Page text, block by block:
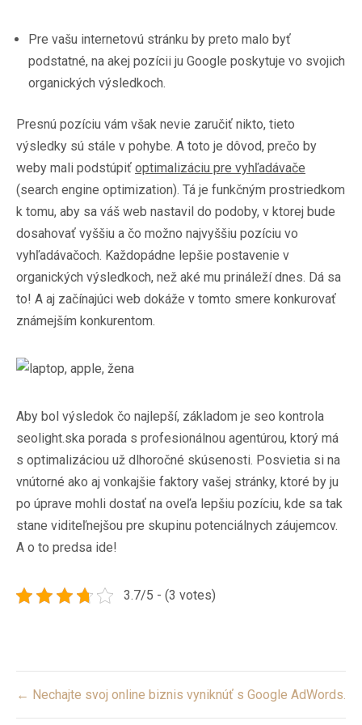
Pre vašu internetovú stránku by preto malo byť
podstatné, na akej pozícii ju Google poskytuje vo svojich
organických výsledkoch.
Presnú pozíciu vám však nevie zaručiť nikto, tieto
výsledky sú stále v pohybe. A toto je dôvod, prečo by
weby mali podstúpiť optimalizáciu pre vyhľadávače
(search engine optimization). Tá je funkčným prostriedkom
k tomu, aby sa váš web nastavil do podoby, v ktorej bude
dosahovať vyššiu a čo možno najvyššiu pozíciu vo
vyhľadávačoch. Každopádne lepšie postavenie v
organických výsledkoch, než aké mu prináleží dnes. Dá sa
to! A aj začínajúci web dokáže v tomto smere konkurovať
známejším konkurentom.
Aby bol výsledok čo najlepší, základom je seo kontrola
seolight.ska porada s profesionálnou agentúrou, ktorý má
s optimalizáciou už dlhoročné skúsenosti. Posvietia si na
vnútorné ako aj vonkajšie faktory vašej stránky, ktoré by ju
po úprave mohli dostať na oveľa lepšiu pozíciu, kde sa tak
stane viditeľnejšou pre skupinu potenciálnych záujemcov.
A o to predsa ide!
3.7/5 - (3 votes)
Post
navigation
← Nechajte svoj online biznis vyniknúť s Google AdWords.